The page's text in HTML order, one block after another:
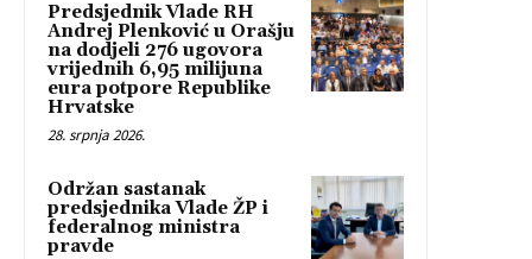
Predsjednik Vlade RH
Andrej Plenković u Orašju
na dodjeli 276 ugovora
vrijednih 6,95 milijuna
eura potpore Republike
Hrvatske
28. srpnja 2026.
Održan sastanak
predsjednika Vlade ŽP i
federalnog ministra
pravde